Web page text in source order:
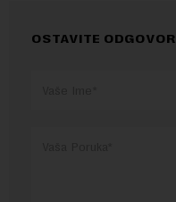
OSTAVITE ODGOVOR